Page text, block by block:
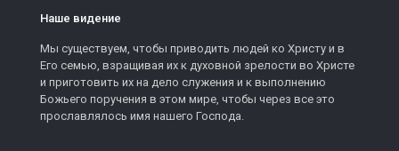
Наше видение
Мы существуем, чтобы приводить людей ко Христу и в
Его семью, взращивая их к духовной зрелости во Христе
и приготовить их на дело служения и к выполнению
Божьего поручения в этом мире, чтобы через все это
прославлялось имя нашего Господа.